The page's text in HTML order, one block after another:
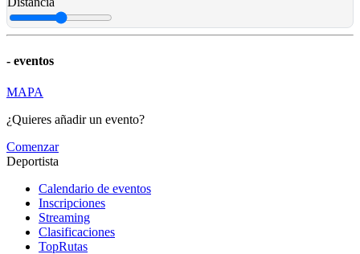
- eventos
MAPA
¿Quieres añadir un evento?
Comenzar
Deportista
Calendario de eventos
Inscripciones
Streaming
Clasificaciones
TopRutas